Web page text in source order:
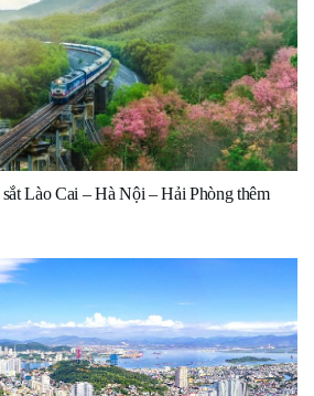
Lào Cai – Hà Nội – Hải Phòng thêm